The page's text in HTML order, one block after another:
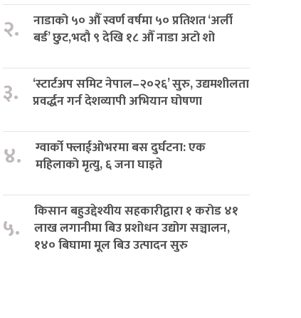
२.
नाडाको ५० औँ स्वर्ण वर्षमा ५० प्रतिशत ‘अर्ली
बर्ड’ छुट,भदौ ९ देखि १८ औँ नाडा अटो शो
३.
‘स्टार्टअप समिट नेपाल–२०२६’ सुरु, उद्यमशीलता
प्रवर्द्धन गर्न देशव्यापी अभियान घोषणा
४.
ग्वार्को फ्लाईओभरमा बस दुर्घटना: एक
महिलाको मृत्यु, ६ जना घाइते
५.
किसान बहुउद्देश्यीय सहकारीद्वारा १ करोड ४१
लाख लगानीमा बिउ प्रशोधन उद्योग सञ्चालन,
१४० बिघामा मूल बिउ उत्पादन सुरु